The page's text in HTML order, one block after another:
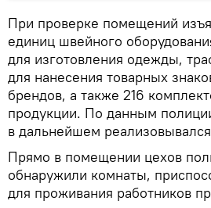
При проверке помещений
единиц швейного
для изготовления одежды,
для нанесения товарных
брендов, а также 216
продукции. По данным
в дальнейшем
Прямо в помещении цехов
обнаружили комнаты,
для проживания работников